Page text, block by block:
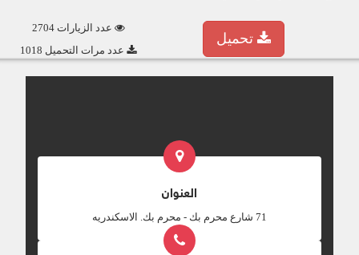
عدد الزيارات 2704
عدد مرات التحميل 1018
تحميل
العنوان
‎71 شارع محرم بك - محرم بك. الاسكندريه